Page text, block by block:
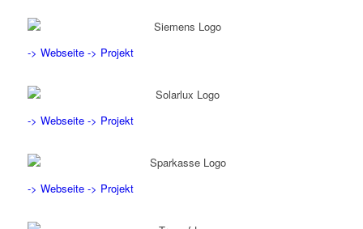
-> Webseite -> Projekt
-> Webseite -> Projekt
-> Webseite -> Projekt